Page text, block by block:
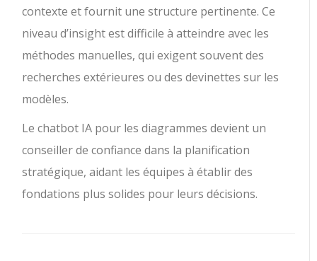
contexte et fournit une structure pertinente. Ce
niveau d’insight est difficile à atteindre avec les
méthodes manuelles, qui exigent souvent des
recherches extérieures ou des devinettes sur les
modèles.
Le chatbot IA pour les diagrammes devient un
conseiller de confiance dans la planification
stratégique, aidant les équipes à établir des
fondations plus solides pour leurs décisions.